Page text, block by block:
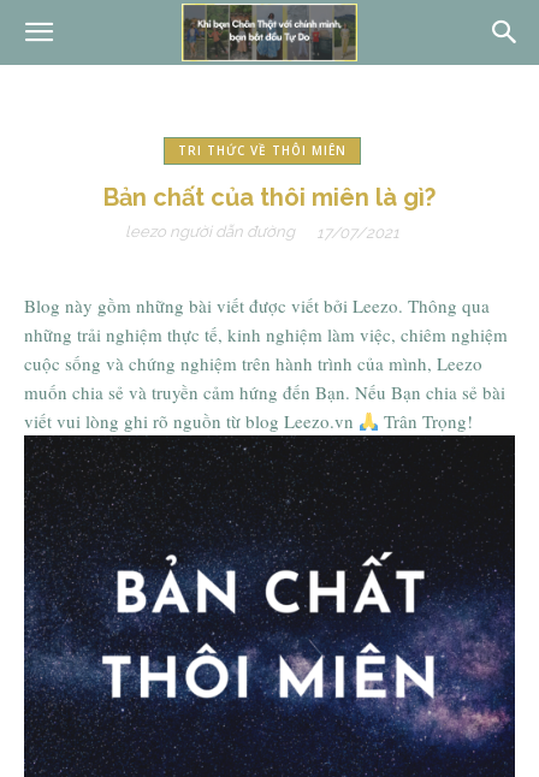
TRI THỨC VỀ THÔI MIÊN
Bản chất của thôi miên là gì?
leezo người dẫn đường 17/07/2021
Blog này gồm những bài viết được viết bởi Leezo. Thông qua
những trải nghiệm thực tế, kinh nghiệm làm việc, chiêm nghiệm
cuộc sống và chứng nghiệm trên hành trình của mình, Leezo
muốn chia sẻ và truyền cảm hứng đến Bạn. Nếu Bạn chia sẻ bài
viết vui lòng ghi rõ nguồn từ blog Leezo.vn
Trân Trọng!